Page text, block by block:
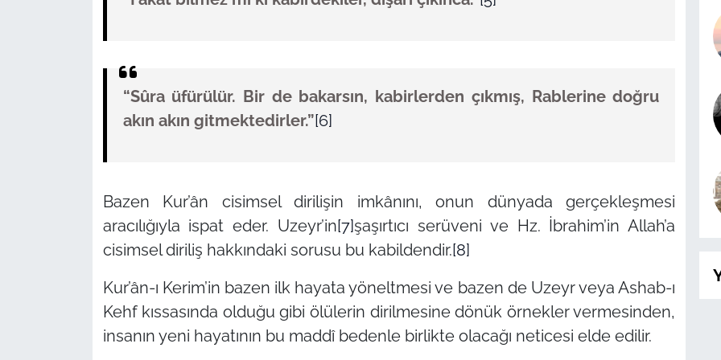
“Sûra üfürülür. Bir de bakarsın, kabirlerden çıkmış, Rablerine doğru
akın akın gitmektedirler.”[6]
Bazen Kur’ân cisimsel dirilişin imkânını, onun dünyada gerçekleşmesi
aracılığıyla ispat eder. Uzeyr’in[7]şaşırtıcı serüveni ve Hz. İbrahim’in Allah’a
cisimsel diriliş hakkındaki sorusu bu kabildendir.[8]
Kur’ân-ı Kerim’in bazen ilk hayata yöneltmesi ve bazen de Uzeyr veya Ashab-ı
Kehf kıssasında olduğu gibi ölülerin dirilmesine dönük örnekler vermesinden,
insanın yeni hayatının bu maddî bedenle birlikte olacağı neticesi elde edilir.